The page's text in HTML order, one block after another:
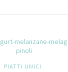
PIATTI UNICI